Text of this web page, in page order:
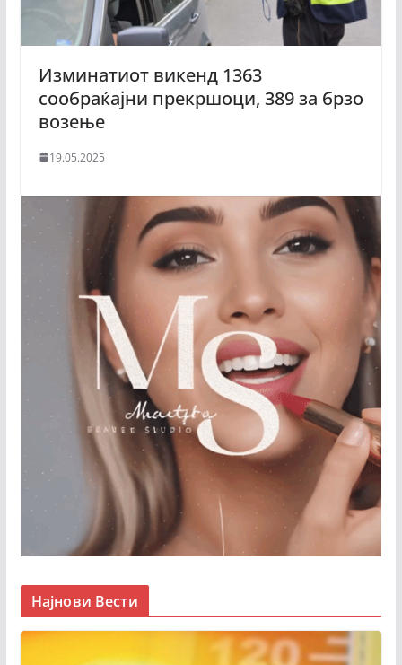
Изминатиот викенд 1363
сообраќајни прекршоци, 389 за брзо
возење
19.05.2025
Најнови Вести